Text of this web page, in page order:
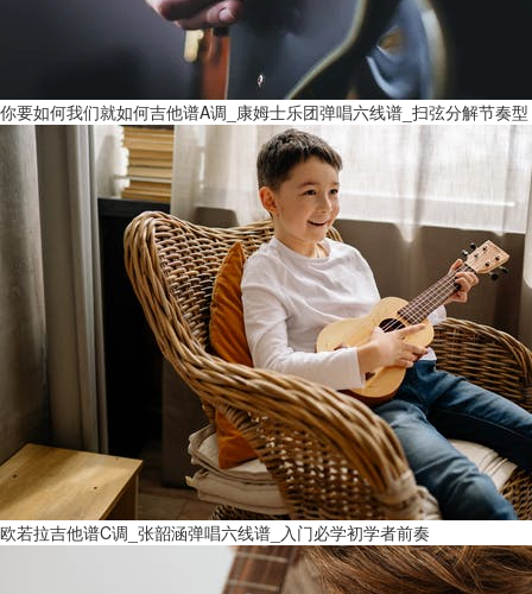
你要如何我们就如何吉他谱A调_康姆士乐团弹唱六线谱_扫弦分解节奏型
欧若拉吉他谱C调_张韶涵弹唱六线谱_入门必学初学者前奏